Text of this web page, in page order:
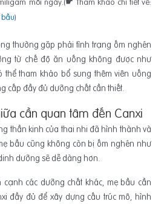
)
thường gặp phải tình trạng ốm nghén
từ chế độ ăn uống không được như
tham khảo bổ sung thêm viên uống
cấp đầy đủ dưỡng chất cần thiết.
cần quan tâm đến Canxi
thần kinh của thai nhi đã hình thành và
bầu cũng không còn bị ốm nghén như
dưỡng sẽ dễ dàng hơn.
các dưỡng chất khác, mẹ bầu cần
đầy đủ để xây dựng cấu trúc mô, hình